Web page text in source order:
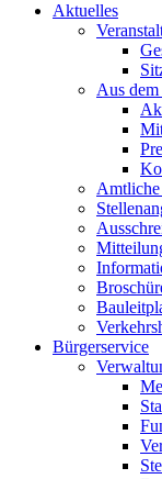
Aktuelles
Aus dem
Amtliche
Bürgerservice